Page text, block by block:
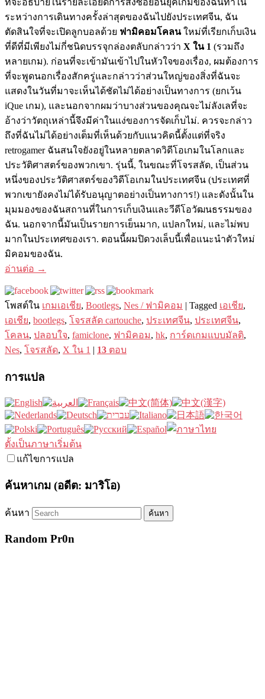
ที่จะอธิบายในรายละเอียดการสั่งซื้อย้อนยุคเกมของฉันทำใน
ระหว่างการเดินทางครั้งล่าสุดของฉันไปยังประเทศจีน, ฉัน
ตัดสินใจที่จะเปิดลูกบอลด้วย ฟามิคอมโคลนใหม่ที่เรียกเก็บเงิน
ที่ดีที่มีเพียงไม่กี่ชนิดบรรจุกล่องตลับกล่าวว่า X ใน 1 (รวมถึง
หลายเกม). ก่อนที่จะเข้ามันเข้าไปในหัวใจของเรื่อง, ผมต้องการ
ที่จะพูดนอกเรื่องสักครู่และกล่าวว่าส่วนใหญ่ของสิ่งที่ฉันจะ
แสดงในวันที่มาจะเห็นได้ชัดไม่ได้อย่างเป็นทางการ (ยกเว้น
iQue เกม), และนอกจากผมว่าบางส่วนของคุณจะไม่ลังเลที่จะ
อ้างว่าวัตถุเหล่านี้จึงมีค่าในแง่ของการจัดเก็บไม่. ควรจะกล่าว
ถึงที่ฉันไม่ได้อย่างเต็มที่เห็นด้วยกับแนวคิดนี้ตั้งแต่ที่จริง
retrogamer ฉันสนใจยังอยู่ในหลายตลาดวิดีโอเกมในโลกและ
ประวัติศาสตร์ของพวกเขา. รุ่นนี้, ในขณะที่โจรสลัด, เป็นส่วน
หนึ่งของประวัติศาสตร์ของว​​ิดีโอเกมในประเทศจีน (ประเทศที่
พวกเขายังคงไม่ได้รับอนุญาตอย่างเป็นทางการ!) และดังนั้นใน
มุมมองของฉันสถานที่ในการเก็บเงินและวีดีโอวัฒนธรรมของ
ฉัน. นอกจากนี้มันเป็นรายการเย็นมาก, แปลกใหม่, และไม่พบ
มากในประเทศของเรา. ตอนนี้ผมปิดวงเล็บนี้เพื่อแนะนำตัวใหม่
มิคอมของฉัน.
อ่านต่อ →
โพสต์ใน เกมเอเชีย, Bootlegs, Nes / ฟามิคอม | Tagged เอเชีย,
เอเชีย, bootlegs, โจรสลัด cartouche, ประเทศจีน, ประเทศจีน,
โคลน, ปลอบใจ, famiclone, ฟามิคอม, hk, การ์ดเกมแบบมัลติ,
Nes, โจรสลัด, X ใน 1 | 13 ตอบ
การแปล
ตั้งเป็นภาษาเริ่มต้น
แก้ไขการแปล
ค้นหาเกม (อดีต: มาริโอ)
ค้นหา
Random Pr0n